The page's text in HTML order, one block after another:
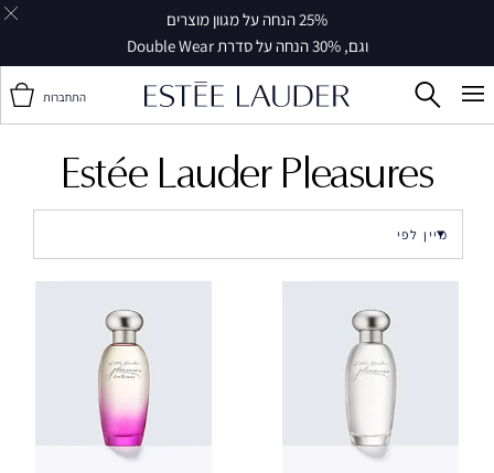
25% הנחה על מגוון מוצרים
וגם, 30% הנחה על סדרת Double Wear
התחברות
Estée Lauder Pleasures